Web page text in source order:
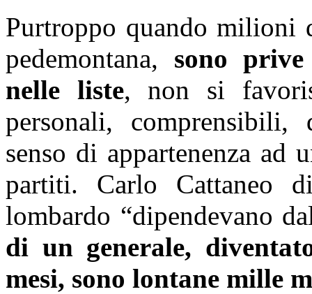
Purtroppo quando milioni
pedemontana, sono
nelle liste, non si
personali,
senso di appartenenza ad
partiti. Carlo Cattaneo
lombardo “dipendevano
di un generale,
mesi, sono lontane mille